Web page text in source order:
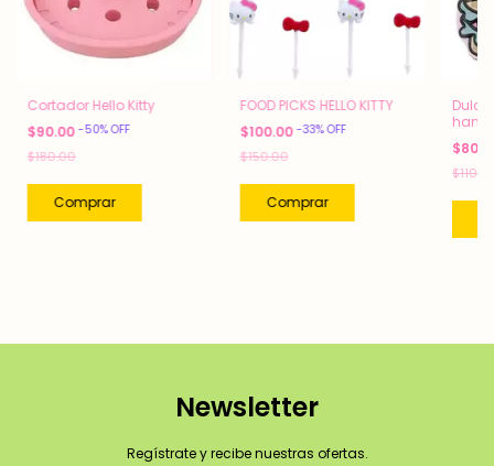
Cortador Hello Kitty
$90.00 -50%OFF
$180.00
FOOD PICKS HELLO KITTY
$100.00 -33%OFF
$150.00
Newsletter
Regístrate y recibe nuestras ofertas.